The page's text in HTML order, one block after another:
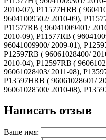
2010-07), P11577HRB (
96041009502/ 2010-09),
P11577RB ( 96041009401/
2010-09), P11577RB (
96041009900/ 2009-01),
P12597RB ( 96061028400/
2010-04), P12597RB (
96061028403/ 2011-08),
P13597HRB ( 96061028601/
96061028500/ 2010-08),
Написать отзыв
Ваше имя: